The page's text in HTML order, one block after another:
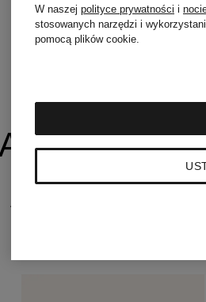
W naszej polityce prywatności i
stosowanych narzędzi i
pomocą plików cookie.